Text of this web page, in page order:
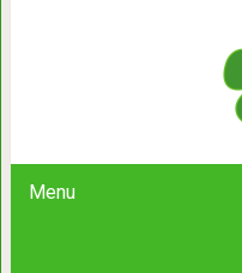
Menu
Рассказ о